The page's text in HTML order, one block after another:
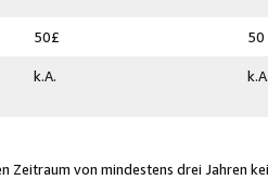
50£ 50
k.A.
Zeitraum von mindestens drei Jahren